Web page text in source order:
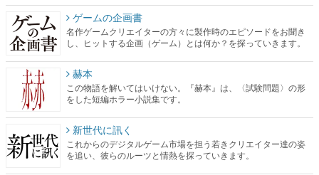
ゲームの企画書
名作ゲームクリエイターの方々に製作時のエピソードをお聞き
し、ヒットする企画（ゲーム）とは何か？を探っていきます。
赫本
この物語を解いてはいけない。『赫本』は、〈試験問題〉の形
をした短編ホラー小説集です。
新世代に訊く
これからのデジタルゲーム市場を担う若きクリエイター達の姿
を追い、彼らのルーツと情熱を探っていきます。